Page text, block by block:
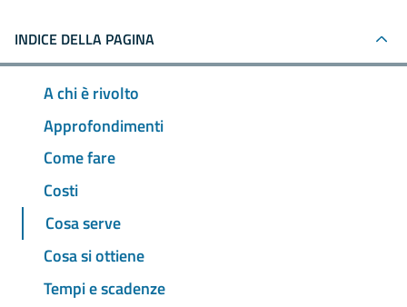
INDICE DELLA PAGINA
A chi è rivolto
Approfondimenti
Come fare
Costi
Cosa serve
Cosa si ottiene
Tempi e scadenze